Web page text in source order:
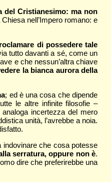
del Cristianesimo: ma non
nell’Impero romano: e
di possedere tale
tutto davanti a sé, come un
e che nessun’altra chiave
la bianca aurora della
; ed è una cosa che dipende
le altre infinite filosofie –
incertezza del mero
unità, l’avrebbe a noia.
indovinare che cosa potesse
serratura, oppure non è.
dire che preferirebbe una